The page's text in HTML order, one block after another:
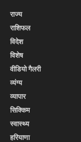
राज्य
राशिफल
विदेश
विशेष
वीडियो गैलरी
व्यंग्य
व्यापार
सिक्किम
स्वास्थ्य
हरियाणा